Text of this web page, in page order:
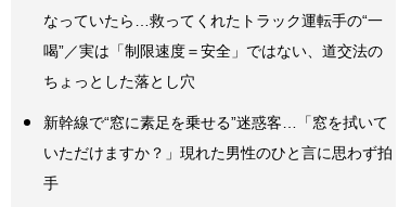
なっていたら…救ってくれたトラック運転手の“一
喝”／実は「制限速度＝安全」ではない、道交法の
ちょっとした落とし穴
新幹線で“窓に素足を乗せる”迷惑客…「窓を拭いて
いただけますか？」現れた男性のひと言に思わず拍
手